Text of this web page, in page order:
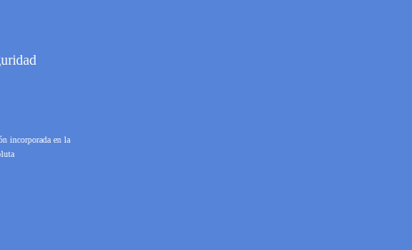
incorporada en la